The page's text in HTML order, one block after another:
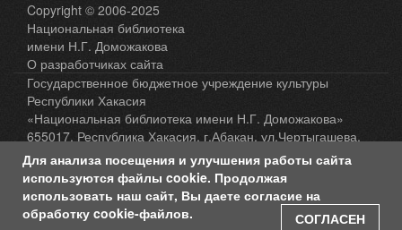
Copyright © 2006-2025
Национальная библиотека
имени Н.Г. Доможакова
О разработчиках сайта
Государственное бюджетное учреждение культуры
Республики Хакасия
«Национальная библиотека имени Н.Г. Доможакова»
655017, Республика Хакасия, г.Абакан, ул.Чертыгашева,
65, а/я 13 , тел.: 8(3902) 202-398
Карта сайта
Политика защиты и обработки персональных
Для анализа посещения и улучшения работы сайта
используются файлы cookie. Продолжая
использовать наш сайт, Вы даете согласие на
обработку cookie-файлов.
СОГЛАСЕН